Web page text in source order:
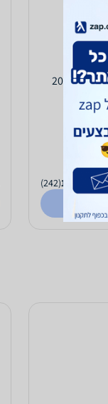
מצע למכרסמים וציפורים מנייר ממוחזר 20
1.0
(242)